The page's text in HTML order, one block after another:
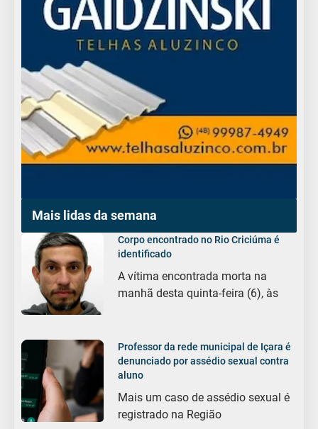
Mais lidas da semana
Corpo encontrado no Rio Criciúma é
identificado
A vítima encontrada morta na
manhã desta quinta-feira (6), às
Professor da rede municipal de Içara é
denunciado por assédio sexual contra
aluno
Mais um caso de assédio sexual é
registrado na Região